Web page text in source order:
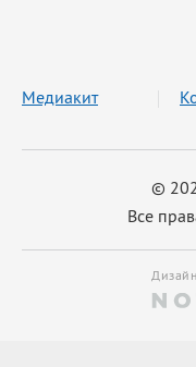
©
Все
Медиакит